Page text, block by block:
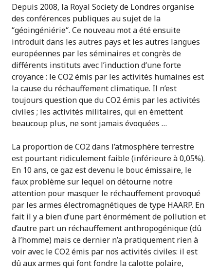
Depuis 2008, la Royal Society de Londres organise
des conférences publiques au sujet de la
“géoingéniérie“. Ce nouveau mot a été ensuite
introduit dans les autres pays et les autres langues
européennes par les séminaires et congrès de
différents instituts avec l’induction d‘une forte
croyance : le CO2 émis par les activités humaines est
la cause du réchauffement climatique. Il n’est
toujours question que du CO2 émis par les activités
civiles ; les activités militaires, qui en émettent
beaucoup plus, ne sont jamais évoquées …
La proportion de CO2 dans l’atmosphère terrestre
est pourtant ridiculement faible (inférieure à 0,05%).
En 10 ans, ce gaz est devenu le bouc émissaire, le
faux problème sur lequel on détourne notre
attention pour masquer le réchauffement provoqué
par les armes électromagnétiques de type HAARP. En
fait il y a bien d’une part énormément de pollution et
d’autre part un réchauffement anthropogénique (dû
à l’homme) mais ce dernier n’a pratiquement rien à
voir avec le CO2 émis par nos activités civiles: il est
dû aux armes qui font fondre la calotte polaire,